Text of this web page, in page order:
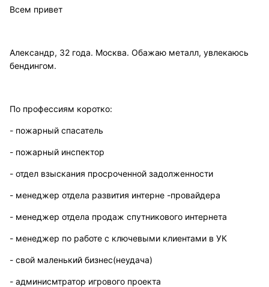
Всем привет
Александр, 32 года. Москва. Обажаю металл, увлекаюсь
бендингом.
По профессиям коротко:
- пожарный спасатель
- пожарный инспектор
- отдел взыскания просроченной задолженности
- менеджер отдела развития интерне -провайдера
- менеджер отдела продаж спутникового интернета
- менеджер по работе с ключевыми клиентами в УК
- свой маленький бизнес(неудача)
- админисмтратор игрового проекта